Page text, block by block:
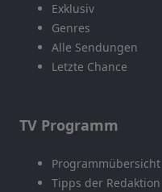
Exklusiv
Genres
Alle Sendungen
Letzte Chance
TV Programm
Programmübersicht
Tipps der Redaktion